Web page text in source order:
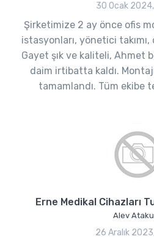
30 Ocak
Şirketimize 2 ay önce ofis
istasyonları, yönetici
Gayet şık ve kaliteli, Ahmet
daim irtibatta kaldı.
tamamlandı. Tüm ekibe
Erne Medikal Cihazları
Alev
26 Aralık